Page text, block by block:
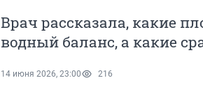
Врач рассказала, какие
водный баланс, а какие
14 июня 2026, 23:00 216